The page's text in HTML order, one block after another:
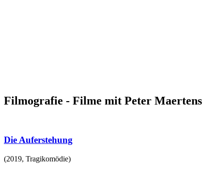
Filmografie - Filme mit Peter Maertens
Die Auferstehung
(2019, Tragikomödie)